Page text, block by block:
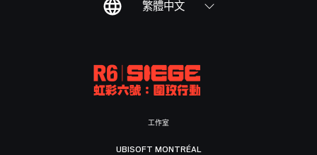
繁體中文
工作室
UBISOFT MONTRÉAL